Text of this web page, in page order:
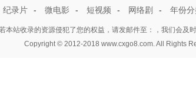
纪录片 - 微电影 - 短视频 - 网络剧 - 年份
本站收录的资源侵犯了您的权益，请发邮件至：，我们会及
Copyright © 2012-2018 www.cxgo8.com. All Rights